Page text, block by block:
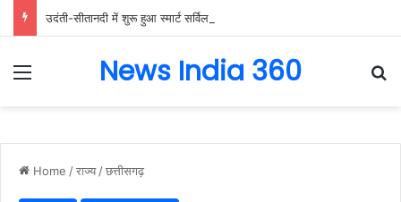
Menu News India 360
Home /राज्य /छत्तीसगढ़